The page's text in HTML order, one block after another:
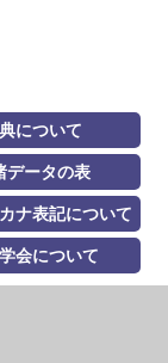
について
データの表
ナ表記について
会について